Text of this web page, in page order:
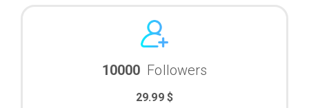
10000 Followers
29.99 $